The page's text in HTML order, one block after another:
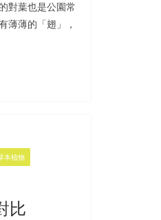
對葉也是公園常
薄薄的「翅」，
本植物
比